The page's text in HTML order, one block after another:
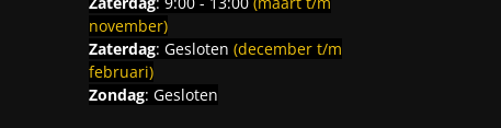
november)
Zaterdag: Gesloten (december t/m
februari)
Zondag: Gesloten